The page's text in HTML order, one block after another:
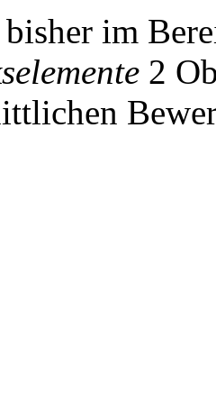
bisher im
2